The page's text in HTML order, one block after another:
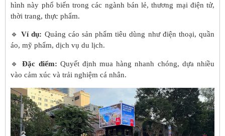
hình này phổ biến trong các ngành bán lẻ, thương mại điện tử,
thời trang, thực phẩm.
🔹Ví dụ: Quảng cáo sản phẩm tiêu dùng như điện thoại, quần
áo, mỹ phẩm, dịch vụ du lịch.
🔹Đặc điểm: Quyết định mua hàng nhanh chóng, dựa nhiều
vào cảm xúc và trải nghiệm cá nhân.